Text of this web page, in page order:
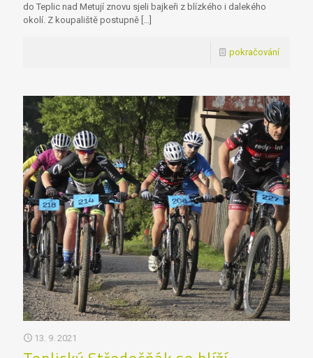
do Teplic nad Metují znovu sjeli bajkeři z blízkého i dalekého
okolí. Z koupaliště postupně […]
pokračování
13. 9. 2021